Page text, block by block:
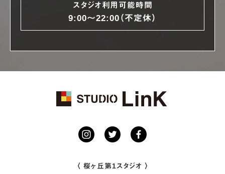
スタジオ利用可能時間
9:00〜22:00（不定休）
〈 桜ヶ丘第1スタジオ 〉